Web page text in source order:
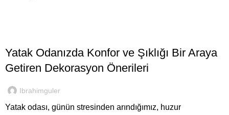
Yatak Odanızda Konfor ve Şıklığı Bir Araya
Getiren Dekorasyon Önerileri
Ibrahimguler
Yatak odası, günün stresinden arındığımız, huzur